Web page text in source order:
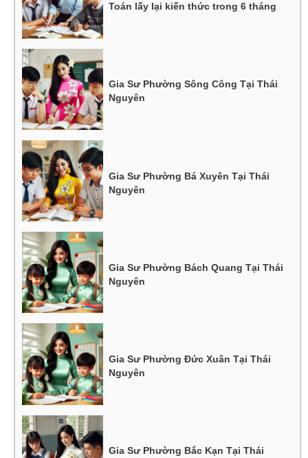
Toán lấy lại kiến thức trong 6 tháng
Gia Sư Phường Sông Công Tại Thái
Nguyên
Gia Sư Phường Bá Xuyên Tại Thái
Nguyên
Gia Sư Phường Bách Quang Tại Thái
Nguyên
Gia Sư Phường Đức Xuân Tại Thái
Nguyên
Gia Sư Phường Bắc Kạn Tại Thái